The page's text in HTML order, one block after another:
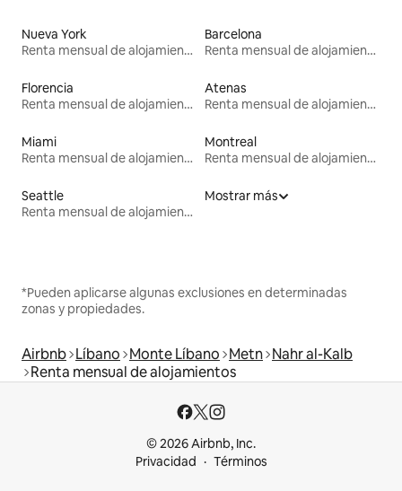
Nueva York
Renta mensual de alojamientos
Barcelona
Renta mensual de alojamientos
Florencia
Renta mensual de alojamientos
Atenas
Renta mensual de alojamientos
Miami
Renta mensual de alojamientos
Montreal
Renta mensual de alojamientos
Seattle
Renta mensual de alojamientos
Mostrar más
*Pueden aplicarse algunas exclusiones en determinadas
zonas y propiedades.
Airbnb Líbano Monte Líbano Metn Nahr al-Kalb
Renta mensual de alojamientos
© 2026 Airbnb, Inc.
Privacidad
Términos